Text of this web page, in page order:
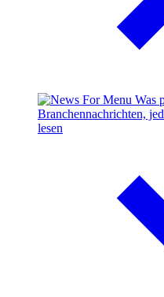
Was
Branchennachrichten,
lesen